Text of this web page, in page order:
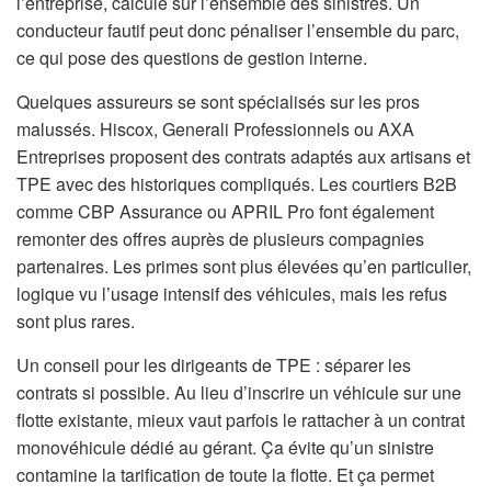
conducteur fautif peut donc pénaliser l’ensemble du parc,
ce qui pose des questions de gestion interne.
Quelques assureurs se sont spécialisés sur les pros
malussés. Hiscox, Generali Professionnels ou AXA
Entreprises proposent des contrats adaptés aux artisans et
TPE avec des historiques compliqués. Les courtiers B2B
comme CBP Assurance ou APRIL Pro font également
remonter des offres auprès de plusieurs compagnies
partenaires. Les primes sont plus élevées qu’en particulier,
logique vu l’usage intensif des véhicules, mais les refus
sont plus rares.
Un conseil pour les dirigeants de TPE : séparer les
contrats si possible. Au lieu d’inscrire un véhicule sur une
flotte existante, mieux vaut parfois le rattacher à un contrat
monovéhicule dédié au gérant. Ça évite qu’un sinistre
contamine la tarification de toute la flotte. Et ça permet